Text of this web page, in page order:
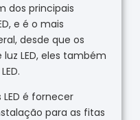
dos principais
e é o mais
desde que os
LED, eles também
é fornecer
para as fitas